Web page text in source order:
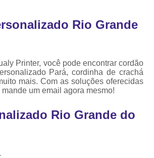
Cordão
Cordão
Cordão
Crachá de
Crachá de Identificação
Rio Grande
Printer, você pode encontrar cordão
Pará, cordinha de crachá
mais. Com as soluções oferecidas
um email agora mesmo!
Rio Grande do